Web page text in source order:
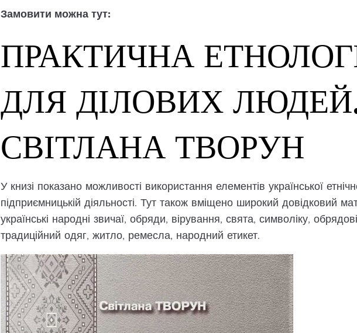
Замовити можна тут:
ПРАКТИЧНА
ДЛЯ ДІЛОВИХ
СВІТЛАНА ТВОРУН
У книзі показано можливості використання елементів української
підприємницькій діяльності. Тут також вміщено широкий довідковий
українські народні звичаї, обряди, вірування, свята, символіку,
традиційний одяг, житло, ремесла, народний етикет.